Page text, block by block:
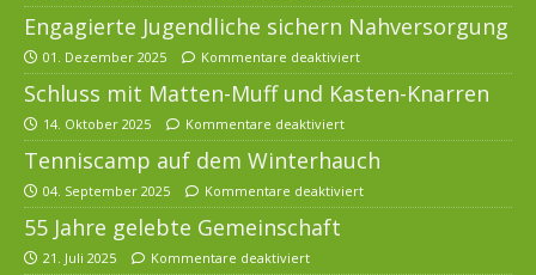
Engagierte Jugendliche sichern Nahversorgung
01. Dezember 2025 Kommentare deaktiviert
Schluss mit Matten-Muff und Kasten-Knarren
14. Oktober 2025 Kommentare deaktiviert
Tenniscamp auf dem Winterhauch
04. September 2025 Kommentare deaktiviert
55 Jahre gelebte Gemeinschaft
21. Juli 2025 Kommentare deaktiviert